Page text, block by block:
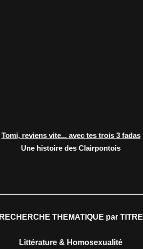
Tomi, reviens vite... avec tes trois 3 fadas
Une histoire des Clairpontois
RECHERCHE THEMATIQUE par TITRE
Littérature & Homosexualité